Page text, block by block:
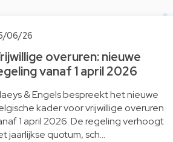
06/26
overuren: nieuwe
vanaf 1 april 2026
& Engels bespreekt het nieuwe
kader voor vrijwillige overuren
1 april 2026. De regeling verhoogt
jaarlijkse quotum, sch…